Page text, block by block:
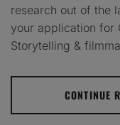
research out of the
your application for
Storytelling &
CONTINUE